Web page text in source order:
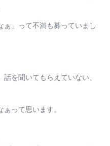
ぁ」って不満も募っていまし
を聞いてもらえていない、
って思います。